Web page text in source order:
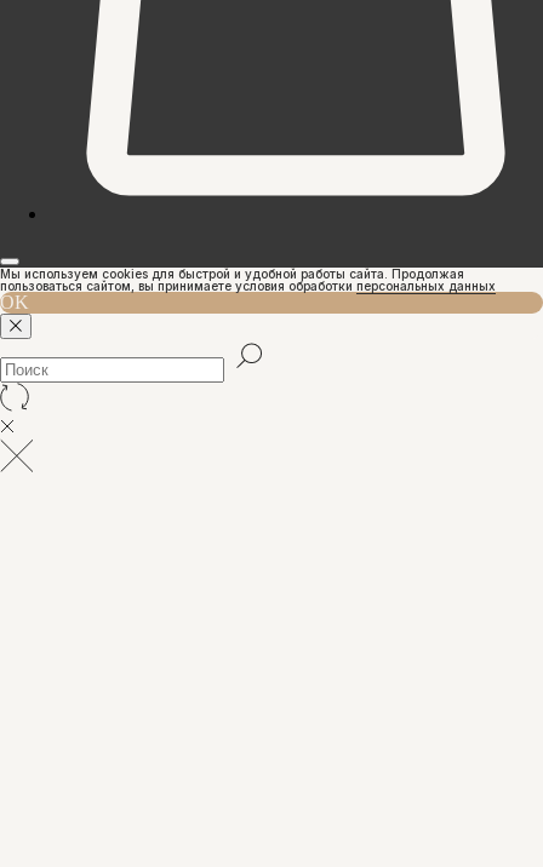
Мы используем cookies для быстрой и удобной работы сайта. Продолжая
пользоваться сайтом, вы принимаете условия обработки персональных данных
OK